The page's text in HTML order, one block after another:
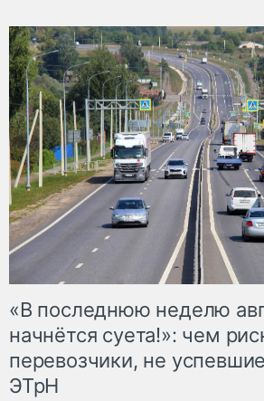
«В последнюю неделю
начнётся суета!»: чем
перевозчики, не
ЭТрН